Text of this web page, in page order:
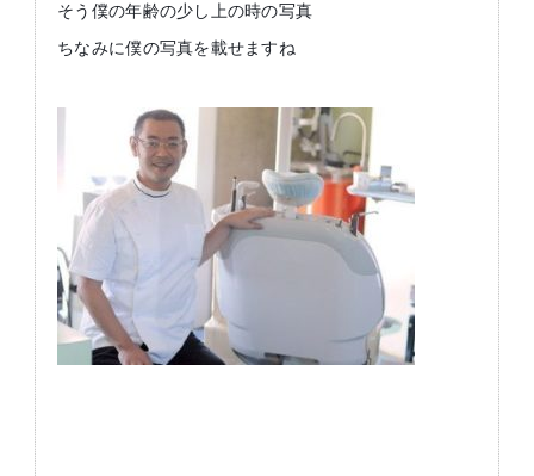
そう僕の年齢の少し上の時の写真
ちなみに僕の写真を載せますね